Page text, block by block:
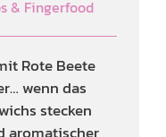
& Fingerfood
Rote Beete
wenn das
stecken
aromatischer